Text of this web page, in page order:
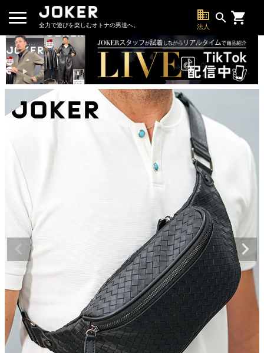
全力で遊びを楽しむオトナの男達へ。
business
法人
search